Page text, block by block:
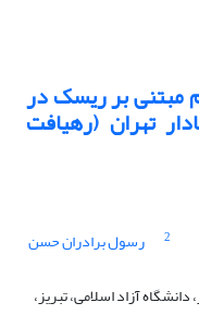
مبتنی بر ریسک در
تهران (رهیافت
2 رسول برادران حسن
آزاد اسلامی، تبریز،